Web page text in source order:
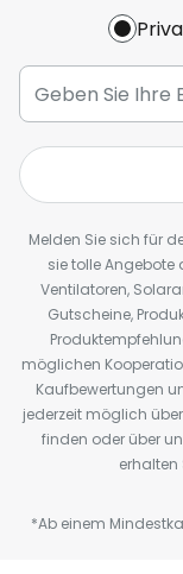
Melden Sie sich für
sie tolle Angebote
Ventilatoren,
Gutscheine,
möglichen
Kaufbewertungen
jederzeit möglich
finden oder über
erhalten
*Ab einem